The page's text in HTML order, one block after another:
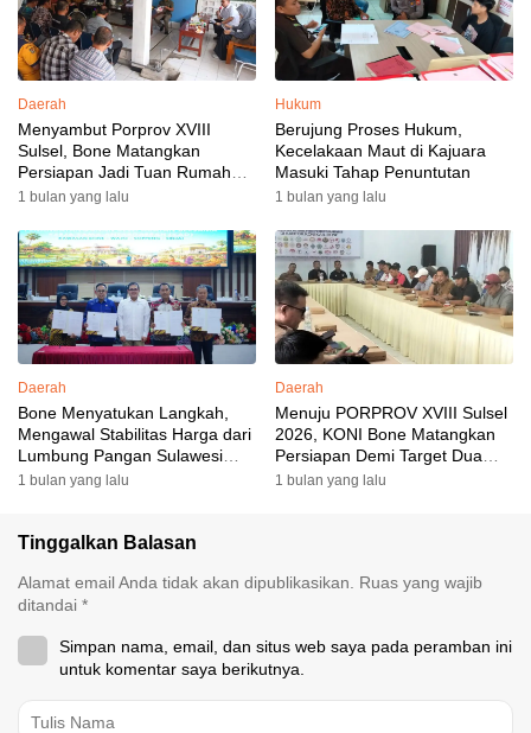
Daerah
Menyambut Porprov XVIII
Sulsel, Bone Matangkan
Persiapan Jadi Tuan Rumah
yang Berkesan: Wakil Bupati
Targetkan Venue dan
Akomodasi Rampung
1 bulan yang lalu
Hukum
Berujung Proses Hukum,
Kecelakaan Maut di Kajuara
Masuki Tahap Penuntutan
1 bulan yang lalu
Daerah
Bone Menyatukan Langkah,
Mengawal Stabilitas Harga dari
Lumbung Pangan Sulawesi
Selatan
1 bulan yang lalu
Daerah
Menuju PORPROV XVIII Sulsel
2026, KONI Bone Matangkan
Persiapan Demi Target Dua
Besar
1 bulan yang lalu
Tinggalkan Balasan
Alamat email Anda tidak akan dipublikasikan.
Ruas yang wajib
ditandai *
Simpan nama, email, dan situs web saya pada peramban ini
untuk komentar saya berikutnya.